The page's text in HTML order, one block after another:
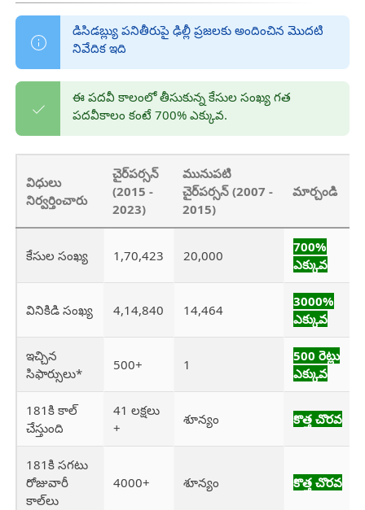
డిసిడబ్ల్యు పనితీరుపై ఢిల్లీ ప్రజలకు అందించిన మొదటి
నివేదిక ఇది
ఈ పదవీ కాలంలో తీసుకున్న కేసుల సంఖ్య గత
పదవీకాలం కంటే 700% ఎక్కువ.
విధులు
నిర్వర్తించారు
చైర్‌పర్సన్
(2015 -
2023)
మునుపటి
చైర్‌పర్సన్ (2007 -
2015)
మార్చండి
కేసుల సంఖ్య 1,70,423 20,000
700%
ఎక్కువ
వినికిడి సంఖ్య 4,14,840 14,464
3000%
ఎక్కువ
ఇచ్చిన
సిఫార్సులు*
500+ 1
500 రెట్లు
ఎక్కువ
181కి కాల్
చేస్తుంది
41 లక్షలు
+
శూన్యం కొత్త చొరవ
181కి సగటు
రోజువారీ
కాల్‌లు
4000+ శూన్యం కొత్త చొరవ